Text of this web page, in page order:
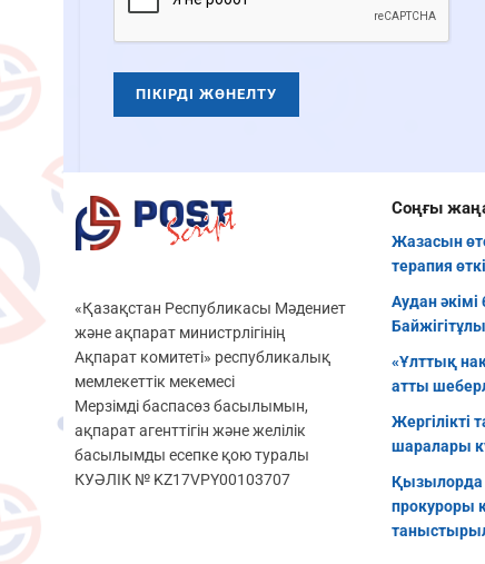
«Қазақстан Республикасы Мәдениет
және ақпарат министрлігінің
Ақпарат комитеті» республикалық
мемлекеттік мекемесі
Мерзімді баспасөз басылымын,
ақпарат агенттігін және желілік
басылымды есепке қою туралы
КУӘЛІК № KZ17VPY00103707
Соңғы
Жазасын
терапия
Аудан әкімі
«Ұлттық
атты
Жергілікті
шаралары
прокуроры